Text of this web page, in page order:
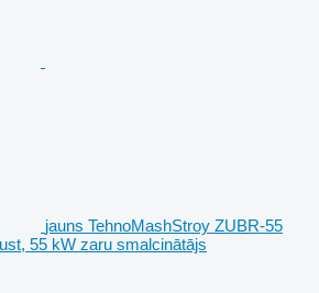
jauns TehnoMashStroy ZUBR-55
55 kW zaru smalcinātājs